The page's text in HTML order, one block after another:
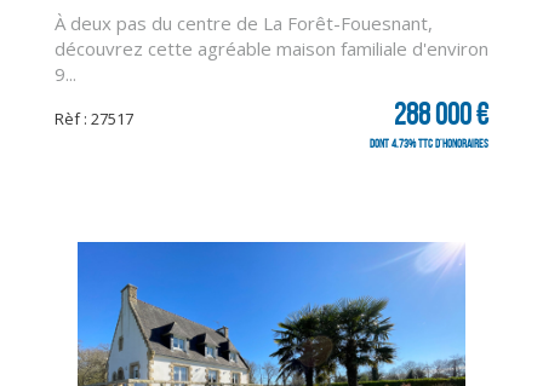
CLIQUER ICI POUR AGRANDIR
À deux pas du centre de La Forêt-Fouesnant,
découvrez cette agréable maison familiale d'environ
9...
Rèf : 27517 288 000 €
dont 4.73% TTC d'honoraires